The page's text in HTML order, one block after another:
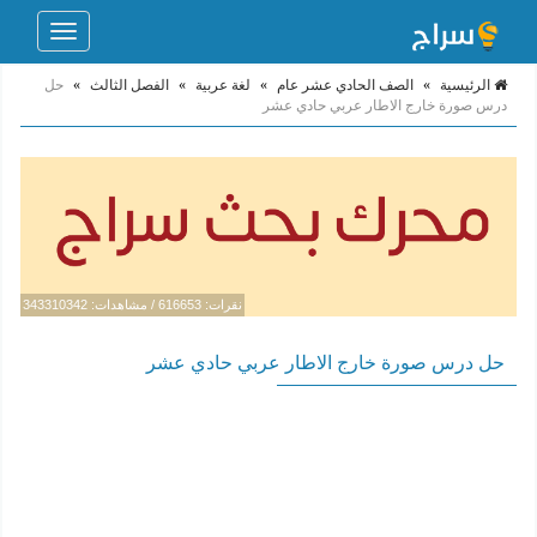
Toggle
الرئيسية » الصف الحادي عشر عام » لغة عربية » الفصل الثالث » حل
درس صورة خارج الاطار عربي حادي عشر
نقرات: 616653 / مشاهدات: 343310342
حل درس صورة خارج الاطار عربي حادي عشر